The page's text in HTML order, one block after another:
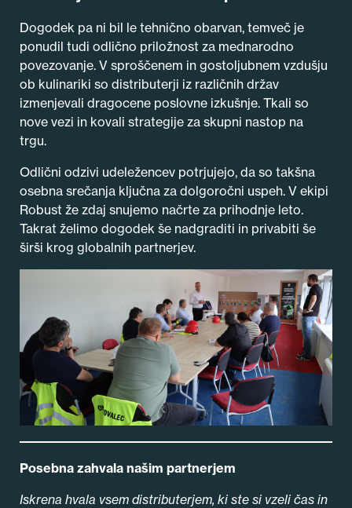
Dogodek pa ni bil le tehnično obarvan, temveč je
ponudil tudi odlično priložnost za mednarodno
povezovanje. V sproščenem in gostoljubnem vzdušju
ob kulinariki so distributerji iz različnih držav
izmenjevali dragocene poslovne izkušnje. Tkali so
nove vezi in kovali strategije za skupni nastop na
trgu.
Odlični odzivi udeležencev potrjujejo, da so takšna
osebna srečanja ključna za dolgoročni uspeh. V ekipi
Robust že zdaj snujemo načrte za prihodnje leto.
Takrat želimo dogodek še nadgraditi in privabiti še
širši krog globalnih partnerjev.
Posebna zahvala našim partnerjem
Iskrena hvala vsem distributerjem, ki ste si vzeli čas in